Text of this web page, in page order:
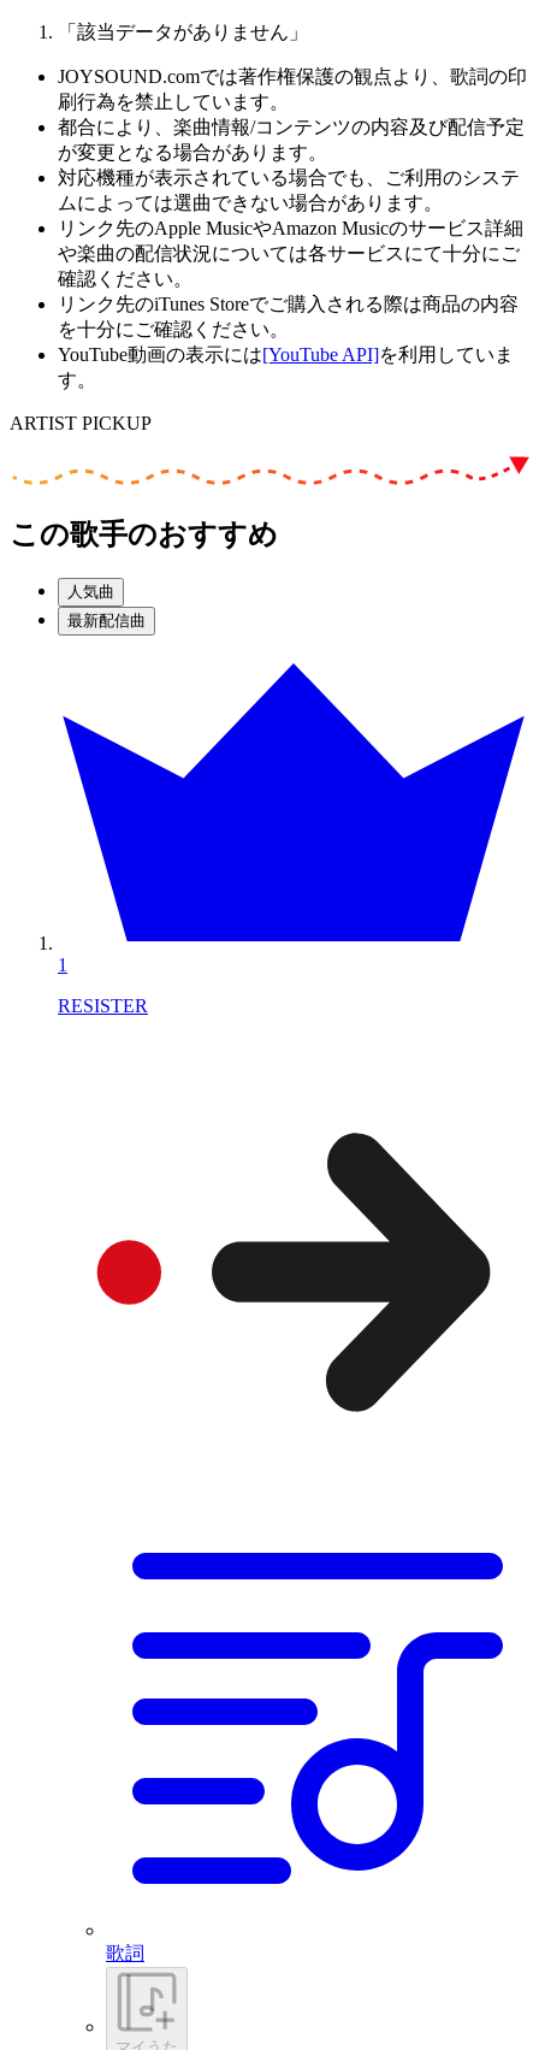
「該当データがありません」
JOYSOUND.comでは著作権保護の観点より、歌詞の印
刷行為を禁止しています。
都合により、楽曲情報/コンテンツの内容及び配信予定
が変更となる場合があります。
対応機種が表示されている場合でも、ご利用のシステ
ムによっては選曲できない場合があります。
リンク先のApple MusicやAmazon Musicのサービス詳細
や楽曲の配信状況については各サービスにて十分にご
確認ください。
リンク先のiTunes Storeでご購入される際は商品の内容
を十分にご確認ください。
YouTube動画の表示には[YouTube API]を利用していま
す。
ARTIST PICKUP
この歌手のおすすめ
人気曲
最新配信曲
1
RESISTER
歌詞